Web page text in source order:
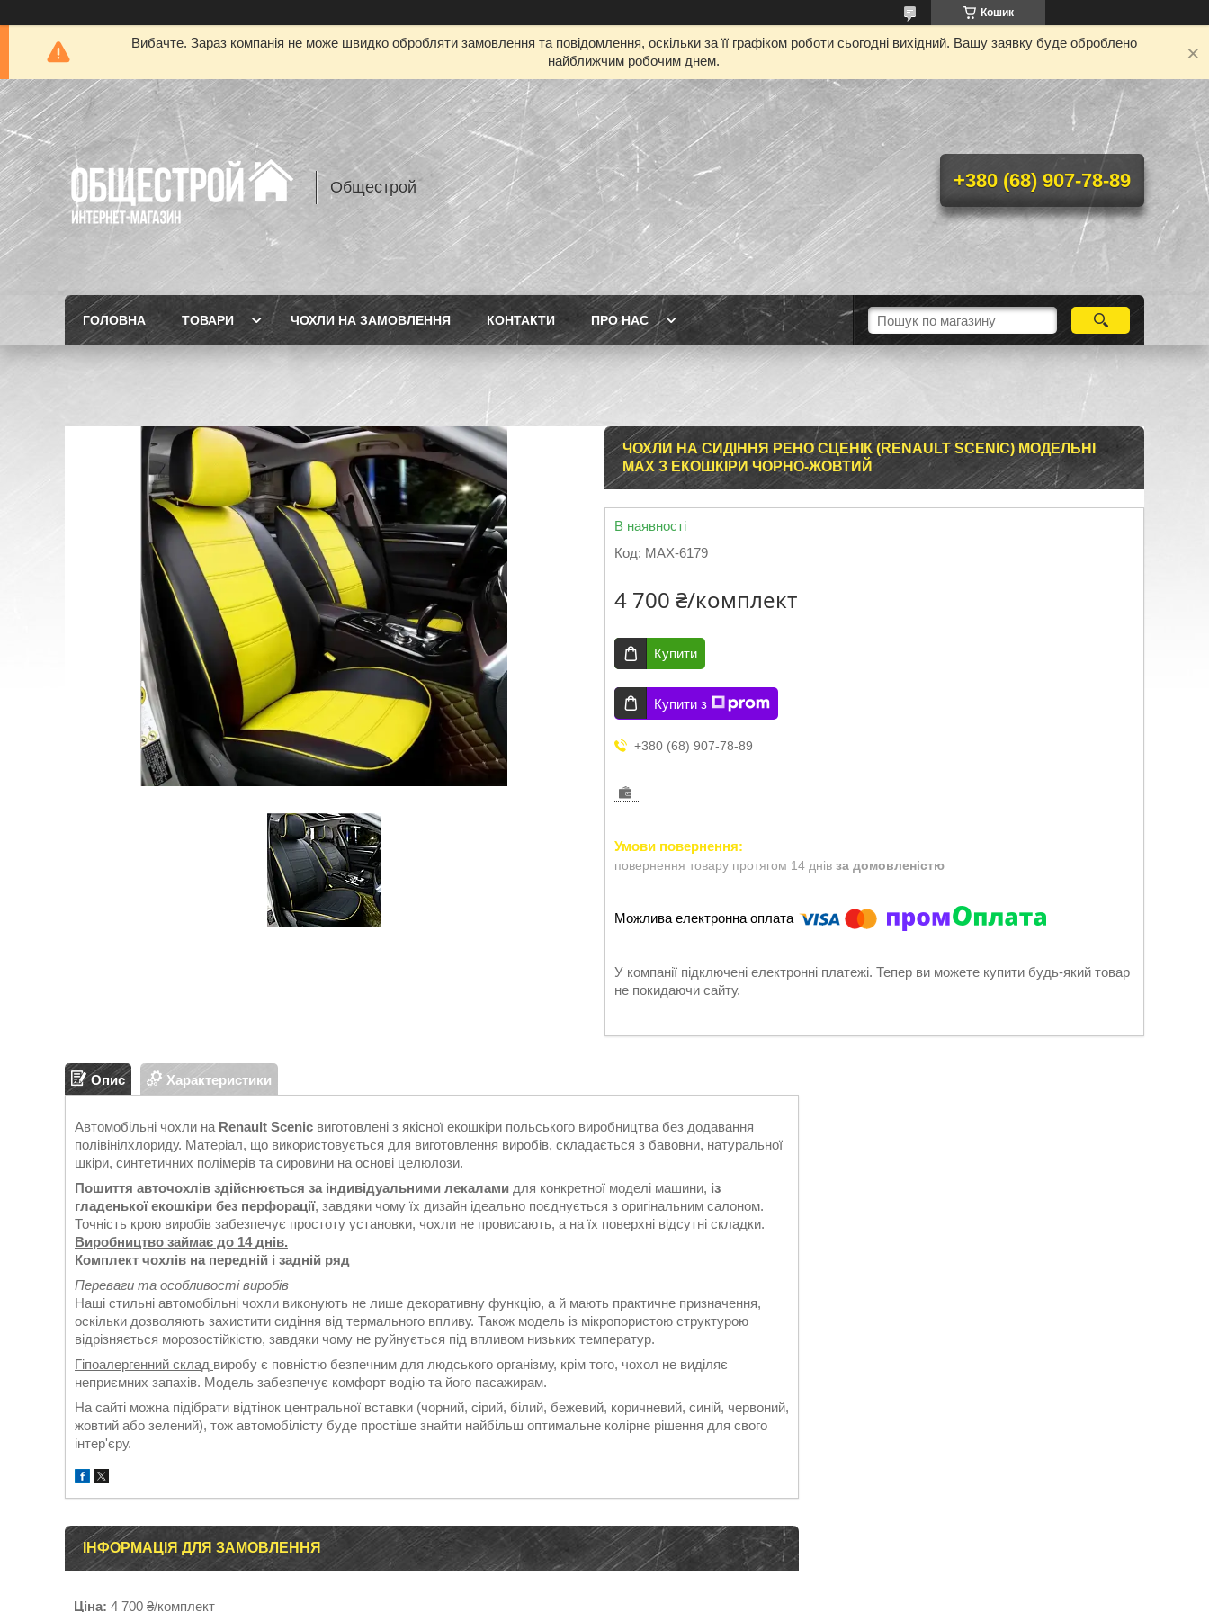
Кошик
Вибачте. Зараз компанія не може швидко обробляти замовлення та повідомлення, оскільки за її графіком роботи сьогодні вихідний. Вашу заявку буде оброблено
найближчим робочим днем.
Общестрой +380 (68) 907-78-89
ГОЛОВНА ТОВАРИ ЧОХЛИ НА ЗАМОВЛЕННЯ КОНТАКТИ ПРО НАС
ЧОХЛИ НА СИДІННЯ РЕНО СЦЕНІК (RENAULT SCENIC) МОДЕЛЬНІ
MAX З ЕКОШКІРИ ЧОРНО-ЖОВТИЙ
В наявності
Код: MAX-6179
4 700 ₴/комплект
Купити
Купити з
+380 (68) 907-78-89
повернення товару протягом 14 днів за домовленістю
У компанії підключені електронні платежі. Тепер ви можете купити будь-який товар
не покидаючи сайту.
Опис Характеристики
Автомобільні чохли на Renault Scenic виготовлені з якісної екошкіри польського виробництва без додавання
полівінілхлориду. Матеріал, що використовується для виготовлення виробів, складається з бавовни, натуральної
шкіри, синтетичних полімерів та сировини на основі целюлози.
Пошиття авточохлів здійснюється за індивідуальними лекалами для конкретної моделі машини, із
гладенької екошкіри без перфорації, завдяки чому їх дизайн ідеально поєднується з оригінальним салоном.
Точність крою виробів забезпечує простоту установки, чохли не провисають, а на їх поверхні відсутні складки.
Виробництво займає до 14 днів.
Комплект чохлів на передній і задній ряд
Переваги та особливості виробів
Наші стильні автомобільні чохли виконують не лише декоративну функцію, а й мають практичне призначення,
оскільки дозволяють захистити сидіння від термального впливу. Також модель із мікропористою структурою
відрізняється морозостійкістю, завдяки чому не руйнується під впливом низьких температур.
Гіпоалергенний склад виробу є повністю безпечним для людського організму, крім того, чохол не виділяє
неприємних запахів. Модель забезпечує комфорт водію та його пасажирам.
На сайті можна підібрати відтінок центральної вставки (чорний, сірий, білий, бежевий, коричневий, синій, червоний,
жовтий або зелений), тож автомобілісту буде простіше знайти найбільш оптимальне колірне рішення для свого
інтер'єру.
ІНФОРМАЦІЯ ДЛЯ ЗАМОВЛЕННЯ
Ціна: 4 700 ₴/комплект